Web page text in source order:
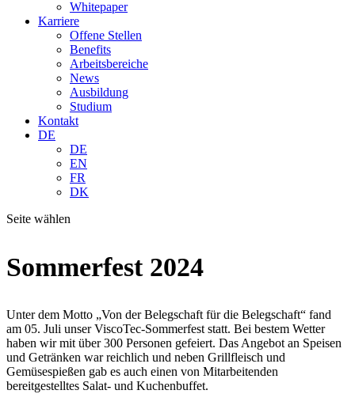
Whitepaper
Karriere
Offene Stellen
Benefits
Arbeitsbereiche
News
Ausbildung
Studium
Kontakt
DE
DE
EN
FR
DK
Seite wählen
Sommerfest 2024
Unter dem Motto „Von der Belegschaft für die Belegschaft“ fand
am 05. Juli unser ViscoTec-Sommerfest statt. Bei bestem Wetter
haben wir mit über 300 Personen gefeiert. Das Angebot an Speisen
und Getränken war reichlich und neben Grillfleisch und
Gemüsespießen gab es auch einen von Mitarbeitenden
bereitgestelltes Salat- und Kuchenbuffet.